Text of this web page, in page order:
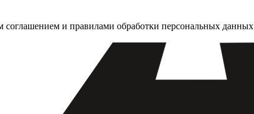
соглашением и правилами обработки персональных данных